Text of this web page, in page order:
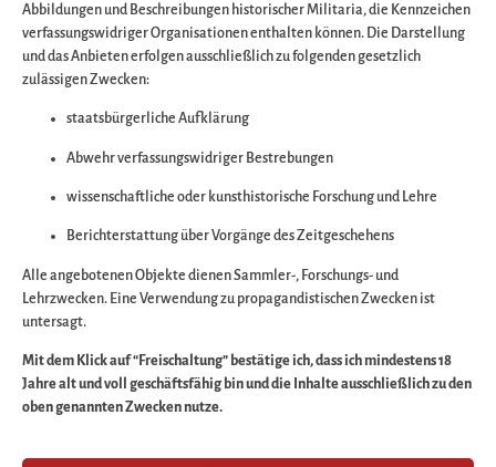
Entschuldigen Sie
bitte die
Wir arbeiten an
großartigen Sache
schauen Sie bald
wieder vorbei!
Abbildungen und Beschreibungen historischer Militaria, die Kennzeichen
verfassungswidriger Organisationen enthalten können. Die Darstellung
und das Anbieten erfolgen ausschließlich zu folgenden gesetzlich
zulässigen Zwecken:
staatsbürgerliche Aufklärung
Abwehr verfassungswidriger Bestrebungen
wissenschaftliche oder kunsthistorische Forschung und Lehre
Berichterstattung über Vorgänge des Zeitgeschehens
Alle angebotenen Objekte dienen Sammler-, Forschungs- und
Lehrzwecken. Eine Verwendung zu propagandistischen Zwecken ist
untersagt.
Mit dem Klick auf “Freischaltung” bestätige ich, dass ich mindestens 18
Jahre alt und voll geschäftsfähig bin und die Inhalte ausschließlich zu den
oben genannten Zwecken nutze.